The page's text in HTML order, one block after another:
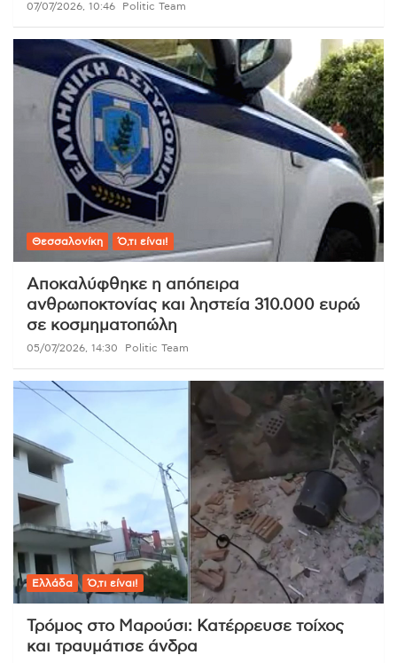
07/07/2026, 10:46 Politic Team
Θεσσαλονίκη Ό,τι είναι!
Αποκαλύφθηκε η απόπειρα
ανθρωποκτονίας και ληστεία 310.000 ευρώ
σε κοσμηματοπώλη
05/07/2026, 14:30 Politic Team
Ελλάδα Ό,τι είναι!
Τρόμος στο Μαρούσι: Κατέρρευσε τοίχος
και τραυμάτισε άνδρα